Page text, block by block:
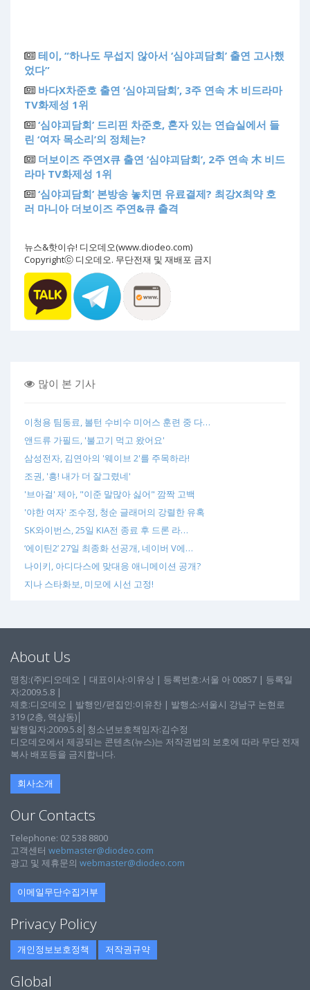
테이, “하나도 무섭지 않아서 ‘심야괴담회’ 출연 고사했
었다”
바다X차준호 출연 ‘심야괴담회’, 3주 연속 木 비드라마
TV화제성 1위
‘심야괴담회’ 드리핀 차준호, 혼자 있는 연습실에서 들
린 ‘여자 목소리’의 정체는?
더보이즈 주연X큐 출연 ‘심야괴담회’, 2주 연속 木 비드
라마 TV화제성 1위
‘심야괴담회’ 본방송 놓치면 유료결제? 최강X최약 호
러 마니아 더보이즈 주연&큐 출격
뉴스&핫이슈! 디오데오(www.diodeo.com)
Copyrightⓒ 디오데오. 무단전재 및 재배포 금지
많이 본 기사
이청용 팀동료, 볼턴 수비수 미어스 훈련 중 다…
앤드류 가필드, '불고기 먹고 왔어요'
삼성전자, 김연아의 '웨이브 2'를 주목하라!
조권, '흥! 내가 더 잘그렸네'
'브아걸' 제아, "이준 말많아 싫어" 깜짝 고백
'야한 여자' 조수정, 청순 글래머의 강렬한 유혹
SK와이번스, 25일 KIA전 종료 후 드론 라…
‘에이틴2’ 27일 최종화 선공개, 네이버 V에…
나이키, 아디다스에 맞대응 애니메이션 공개?
지나 스타화보, 미모에 시선 고정!
About Us
명칭:(주)디오데오 | 대표이사:이유상 | 등록번호:서울 아 00857 | 등록일
자:2009.5.8 |
제호:디오데오 | 발행인/편집인:이유찬 | 발행소:서울시 강남구 논현로
319 (2층, 역삼동)│
발행일자:2009.5.8│청소년보호책임자:김수정
디오데오에서 제공되는 콘텐츠(뉴스)는 저작권법의 보호에 따라 무단 전재
복사 배포등을 금지합니다.
회사소개
Our Contacts
Telephone: 02 538 8800
고객센터 webmaster@diodeo.com
광고 및 제휴문의 webmaster@diodeo.com
이메일무단수집거부
Privacy Policy
개인정보보호정책 저작권규약
Global